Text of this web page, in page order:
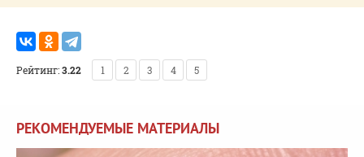
Рейтинг:3.22 1 2 3 4 5
РЕКОМЕНДУЕМЫЕ МАТЕРИАЛЫ